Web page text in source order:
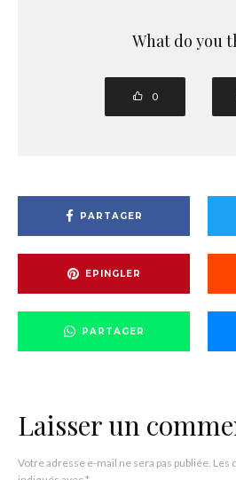
What do you
0
PARTAGER
EPINGLER
PARTAGER
Laisser un
Votre adresse e-mail ne sera pas publiée. Les